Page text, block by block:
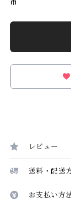
市
レビュー
送料・配送
お支払い方